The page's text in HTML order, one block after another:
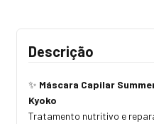
Descrição
✨ Máscara Capilar
Kyoko
Tratamento nutritivo e